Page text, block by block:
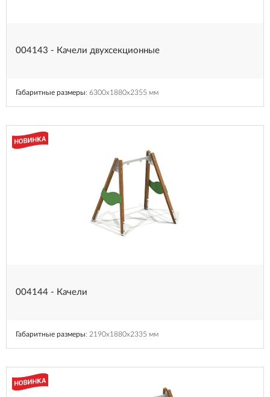
004143 - Качели двухсекционные
Габаритные размеры: 6300x1880x2355 мм
004144 - Качели
Габаритные размеры: 2190x1880x2335 мм